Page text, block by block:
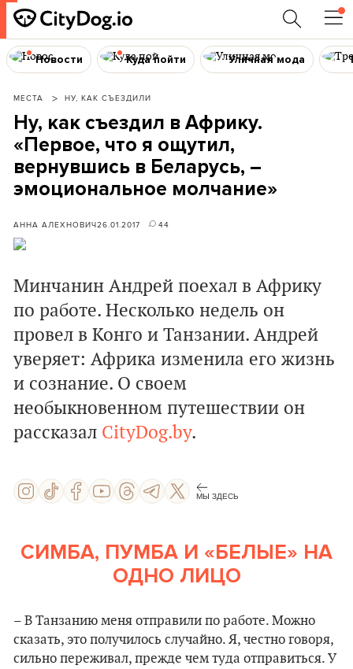
Новости Куда пойти Уличная мода
МЕСТА НУ, КАК СЪЕЗДИЛИ
Ну, как съездил в Африку.
«Первое, что я ощутил,
вернувшись в Беларусь, –
эмоциональное молчание»
АННА АЛЕХНОВИЧ26.01.2017 44
Минчанин Андрей поехал в Африку
по работе. Несколько недель он
провел в Конго и Танзании. Андрей
уверяет: Африка изменила его жизнь
и сознание. О своем
необыкновенном путешествии он
рассказал CityDog.by.
МЫ ЗДЕСЬ
СИМБА, ПУМБА И «БЕЛЫЕ» НА
ОДНО ЛИЦО
– В Танзанию меня отправили по работе. Можно
сказать, это получилось случайно. Я, честно говоря,
сильно переживал, прежде чем туда отправиться. У